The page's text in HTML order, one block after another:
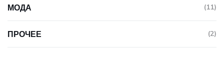
МОДА (11)
ПРОЧЕЕ (2)